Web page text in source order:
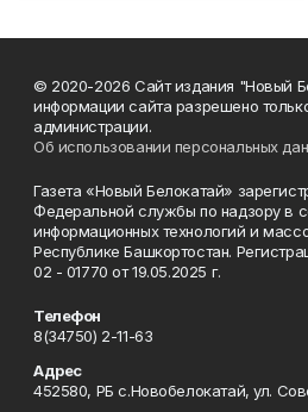
© 2020-2026 Сайт издания "Новый
информации сайта разрешено
администрации.
Об использовании персональных
Газета «Новый Белокатай»
Федеральной службы по надзору в
информационных технологий и
Республике Башкортостан.
02 - 01770 от 19.05.2025 г.
Телефон
8(34750) 2-11-63
Адрес
452580, РБ с.Новобелокатай, ул.